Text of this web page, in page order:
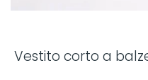
Vestito corto a